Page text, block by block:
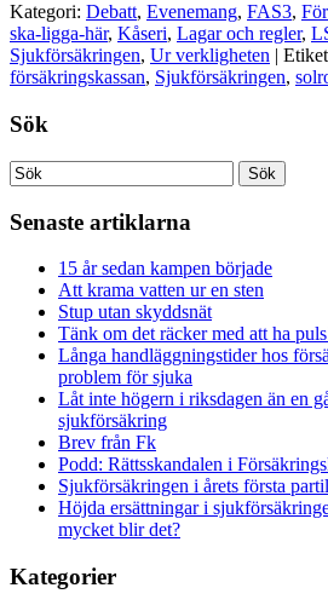
Kategori: Debatt, Evenemang, FAS3,
ska-ligga-här, Kåseri, Lagar och regler,
Sjukförsäkringen, Ur verkligheten |
försäkringskassan, Sjukförsäkringen,
Sök
Senaste artiklarna
15 år sedan kampen började
Att krama vatten ur en sten
Stup utan skyddsnät
Tänk om det räcker med att ha
Långa handläggningstider hos
problem för sjuka
Låt inte högern i riksdagen än en
sjukförsäkring
Brev från Fk
Podd: Rättsskandalen i
Sjukförsäkringen i årets första
Höjda ersättningar i
mycket blir det?
Kategorier